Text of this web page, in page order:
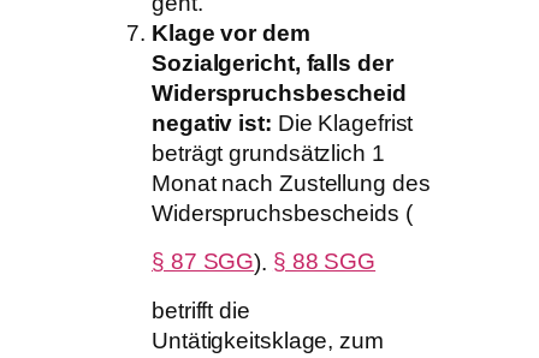
Klage vor dem
Sozialgericht, falls der
Widerspruchsbescheid
negativ ist: Die Klagefrist
beträgt grundsätzlich 1
Monat nach Zustellung des
Widerspruchsbescheids (
§ 87 SGG). § 88 SGG
betrifft die
Untätigkeitsklage, zum